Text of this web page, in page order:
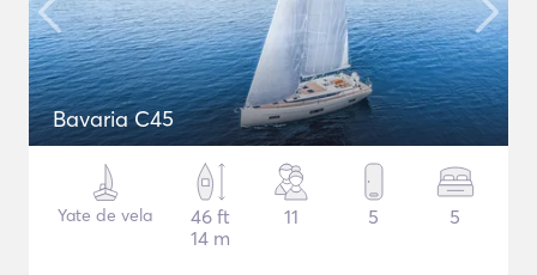
Bavaria C45
Yate de vela
46 ft
14 m
11 5 5